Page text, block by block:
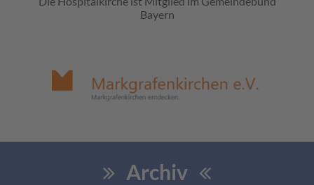
Bayern
Archiv